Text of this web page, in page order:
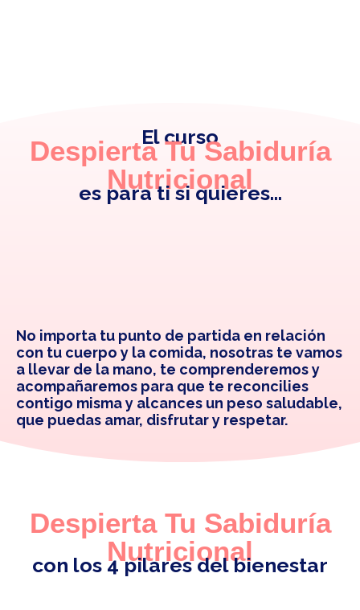
El curso
Despierta Tu Sabiduría
Nutricional
es para ti si quieres…
No importa tu punto de partida en relación
con tu cuerpo y la comida, nosotras te vamos
a llevar de la mano, te comprenderemos y
acompañaremos para que te reconcilies
contigo misma y alcances un peso saludable,
que puedas amar, disfrutar y respetar.
Despierta Tu Sabiduría
Nutricional
con los 4 pilares del bienestar